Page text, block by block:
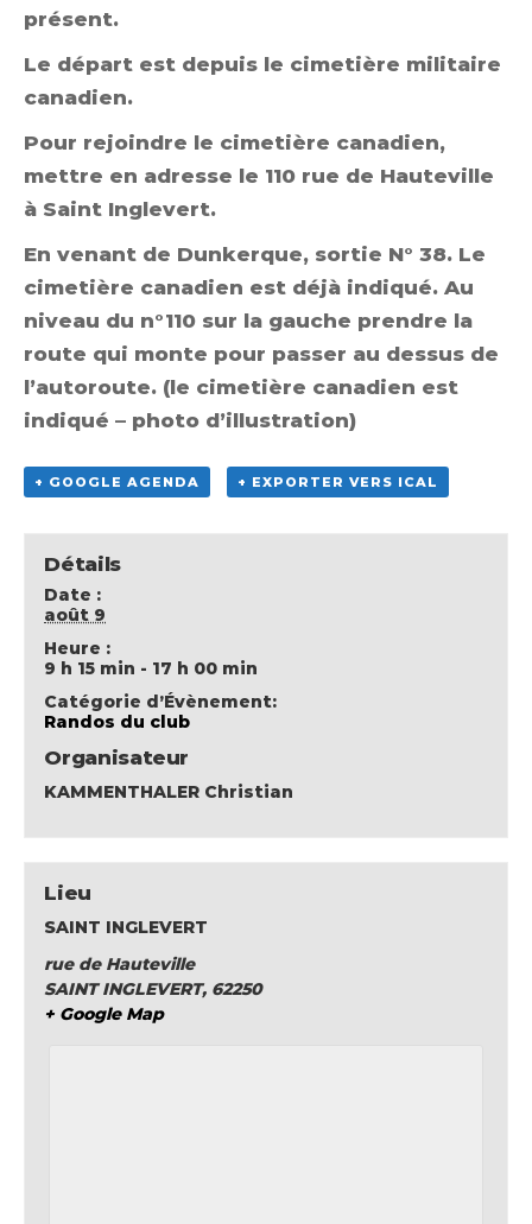
présent.
Le départ est depuis le cimetière militaire
canadien.
Pour rejoindre le cimetière canadien,
mettre en adresse le 110 rue de Hauteville
à Saint Inglevert.
En venant de Dunkerque, sortie N° 38. Le
cimetière canadien est déjà indiqué. Au
niveau du n°110 sur la gauche prendre la
route qui monte pour passer au dessus de
l’autoroute. (le cimetière canadien est
indiqué – photo d’illustration)
+ GOOGLE AGENDA + EXPORTER VERS ICAL
Détails
Date :
août 9
Heure :
9 h 15 min - 17 h 00 min
Catégorie d’Évènement:
Randos du club
Organisateur
KAMMENTHALER Christian
Lieu
SAINT INGLEVERT
rue de Hauteville
SAINT INGLEVERT, 62250
+ Google Map